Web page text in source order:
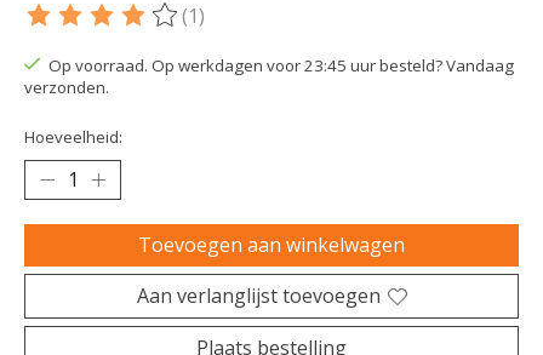
De beoordeling van dit product is
(1)
Op voorraad. Op werkdagen voor 23:45 uur besteld? Vandaag
verzonden.
Hoeveelheid:
Toevoegen aan winkelwagen
Aan verlanglijst toevoegen
Plaats bestelling